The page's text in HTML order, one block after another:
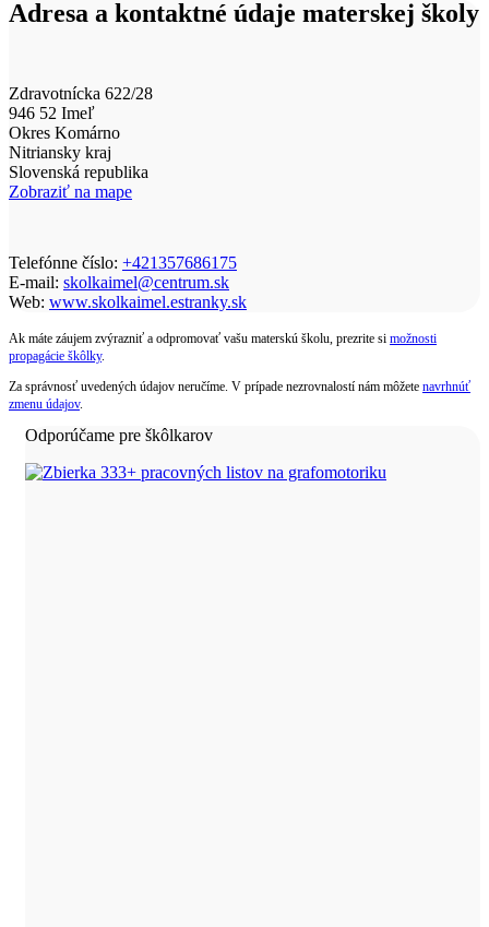
Adresa a kontaktné údaje materskej školy
Zdravotnícka 622/28
946 52 Imeľ
Okres Komárno
Nitriansky kraj
Slovenská republika
Zobraziť na mape
Telefónne číslo: +421357686175
E-mail: skolkaimel@centrum.sk
Web: www.skolkaimel.estranky.sk
Ak máte záujem zvýrazniť a odpromovať vašu materskú školu, prezrite si možnosti
propagácie škôlky.
Za správnosť uvedených údajov neručíme. V prípade nezrovnalostí nám môžete navrhnúť
zmenu údajov.
Odporúčame pre škôlkarov